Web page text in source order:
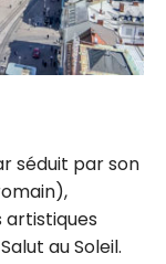
séduit par son
artistiques
au Soleil.